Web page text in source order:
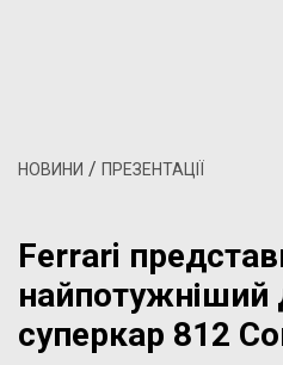
НОВИНИ / ПРЕЗЕНТАЦІЇ
Ferrari
найпотужніший
суперкар 812